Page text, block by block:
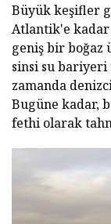
Büyük keşifler
Atlantik'e
geniş bir boğaz
sinsi su bariyeri
zamanda
Bugüne kadar,
fethi olarak